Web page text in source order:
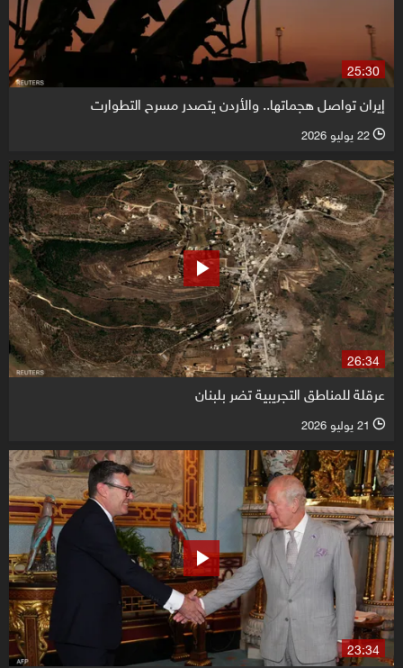
25:30
إيران تواصل هجماتها.. والأردن يتصدر مسرح التطوارت
l 22 يوليو 2026
26:34
عرقلة للمناطق التجريبية تضر بلبنان
l 21 يوليو 2026
23:34